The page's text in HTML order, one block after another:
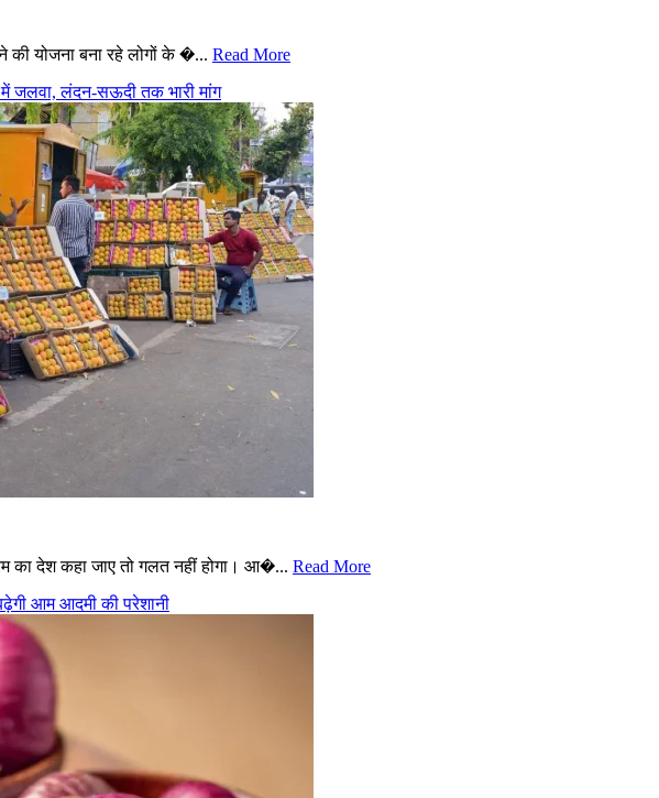
की योजना बना रहे लोगों के �... Read More
जलवा, लंदन-सऊदी तक भारी मांग
का देश कहा जाए तो गलत नहीं होगा। आ�... Read More
आम आदमी की परेशानी